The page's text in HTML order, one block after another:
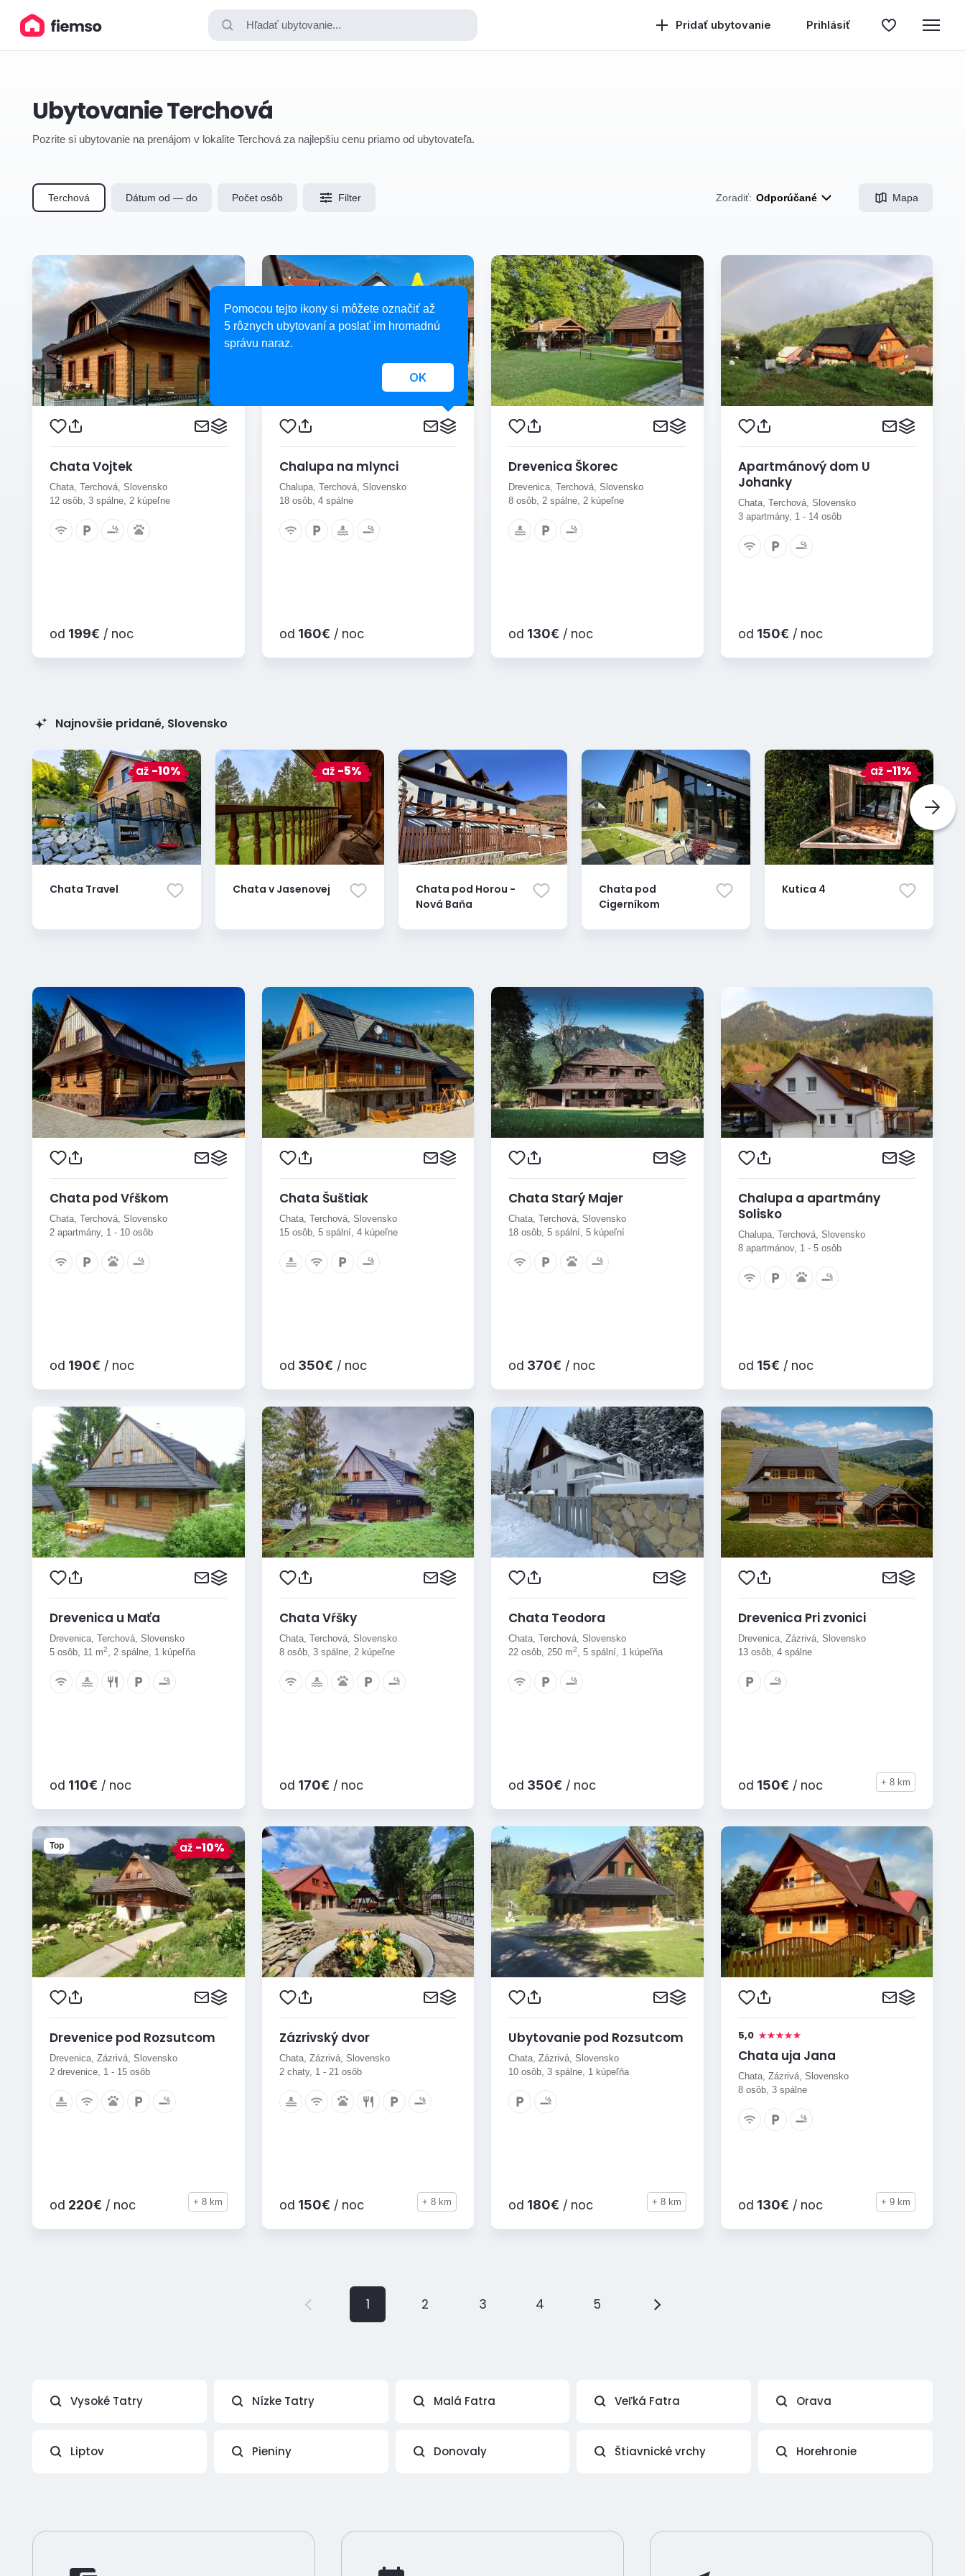
Hľadať ubytovanie... Pridať ubytovanie Prihlásiť
Ubytovanie Terchová
Pozrite si ubytovanie na prenájom v lokalite Terchová za najlepšiu cenu priamo od ubytovateľa.
Terchová Dátum od — do Počet osôb Filter Zoradiť: Odporúčané Mapa
Chata Vojtek
Chata, Terchová, Slovensko
12 osôb, 3 spálne, 2 kúpeľne
od 199€ / noc
Chalupa na mlynci
Chalupa, Terchová, Slovensko
18 osôb, 4 spálne
od 160€ / noc
Drevenica Škorec
Drevenica, Terchová, Slovensko
8 osôb, 2 spálne, 2 kúpeľne
od 130€ / noc
Apartmánový dom U
Johanky
Chata, Terchová, Slovensko
3 apartmány, 1 - 14 osôb
od 150€ / noc
Najnovšie pridané, Slovensko
Chata Travel
až -10%
Chata v Jasenovej
až -5%
Chata pod Horou -
Nová Baňa
Chata pod
Cigerníkom
Kutica 4
až -11%
Chata pod Vŕškom
Chata, Terchová, Slovensko
2 apartmány, 1 - 10 osôb
od 190€ / noc
Chata Šuštiak
Chata, Terchová, Slovensko
15 osôb, 5 spální, 4 kúpeľne
od 350€ / noc
Chata Starý Majer
Chata, Terchová, Slovensko
18 osôb, 5 spální, 5 kúpeľní
od 370€ / noc
Chalupa a apartmány
Solisko
Chalupa, Terchová, Slovensko
8 apartmánov, 1 - 5 osôb
od 15€ / noc
Drevenica u Maťa
Drevenica, Terchová, Slovensko
5 osôb, 11 m2, 2 spálne, 1 kúpeľňa
od 110€ / noc
Chata Vŕšky
Chata, Terchová, Slovensko
8 osôb, 3 spálne, 2 kúpeľne
od 170€ / noc
Chata Teodora
Chata, Terchová, Slovensko
22 osôb, 250 m2, 5 spální, 1 kúpeľňa
od 350€ / noc
Drevenica Pri zvonici
Drevenica, Zázrivá, Slovensko
13 osôb, 4 spálne
od 150€ / noc + 8 km
Drevenice pod Rozsutcom
Drevenica, Zázrivá, Slovensko
2 drevenice, 1 - 15 osôb
od 220€ / noc
Top až -10%
+ 8 km
Zázrivský dvor
Chata, Zázrivá, Slovensko
2 chaty, 1 - 21 osôb
od 150€ / noc + 8 km
Ubytovanie pod Rozsutcom
Chata, Zázrivá, Slovensko
10 osôb, 3 spálne, 1 kúpeľňa
od 180€ / noc + 8 km
5,0
Chata uja Jana
Chata, Zázrivá, Slovensko
8 osôb, 3 spálne
od 130€ / noc + 9 km
1 2 3 4 5
Vysoké Tatry Nízke Tatry Malá Fatra Veľká Fatra Orava
Liptov Pieniny Donovaly Štiavnické vrchy Horehronie
Pomocou tejto ikony si môžete označiť až
5 rôznych ubytovaní a poslať im hromadnú
správu naraz.
OK